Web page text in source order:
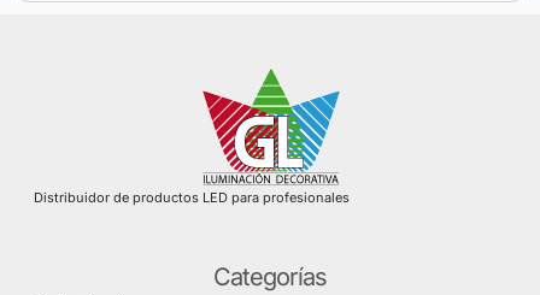
Distribuidor de productos LED para profesionales
Categorías